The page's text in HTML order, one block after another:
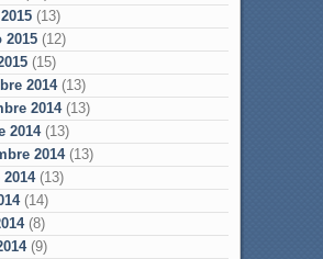
(13)
2015(12)
(15)
2014(13)
2014(13)
2014(13)
2014(13)
(13)
(14)
(8)
(9)